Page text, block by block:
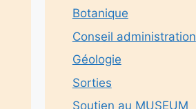
Botanique
Conseil administration
Géologie
Sorties
Soutien au MUSEUM